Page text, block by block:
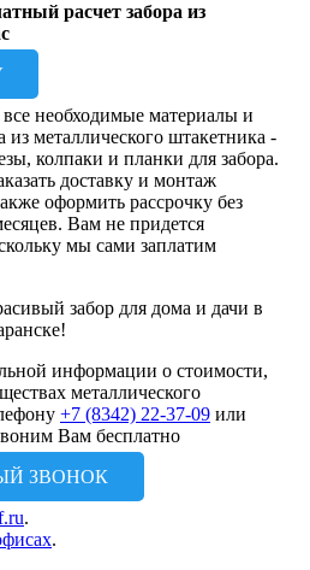
расчет забора из
необходимые материалы и
металлического штакетника -
колпаки и планки для забора.
доставку и монтаж
оформить рассрочку без
Вам не придется
мы сами заплатим
забор для дома и дачи в
информации о стоимости,
металлического
+7 (8342) 22-37-09 или
Вам бесплатно
ЗВОНОК
.
.